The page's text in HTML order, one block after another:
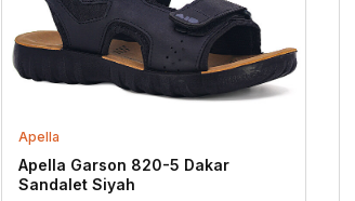
Apella
Apella Garson 820-5 Dakar
Sandalet Siyah